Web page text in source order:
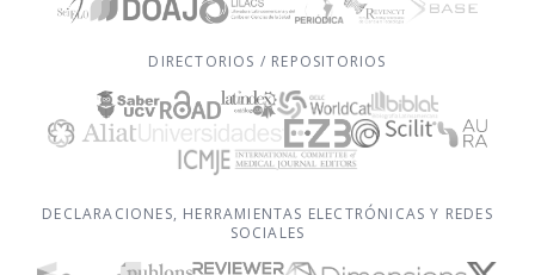
DIRECTORIOS / REPOSITORIOS
DECLARACIONES, HERRAMIENTAS ELECTRÓNICAS Y REDES
SOCIALES